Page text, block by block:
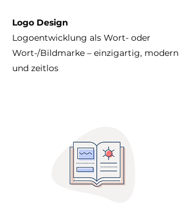
Logo Design
Logoentwicklung als Wort- oder
Wort-/Bildmarke – einzigartig, modern
und zeitlos